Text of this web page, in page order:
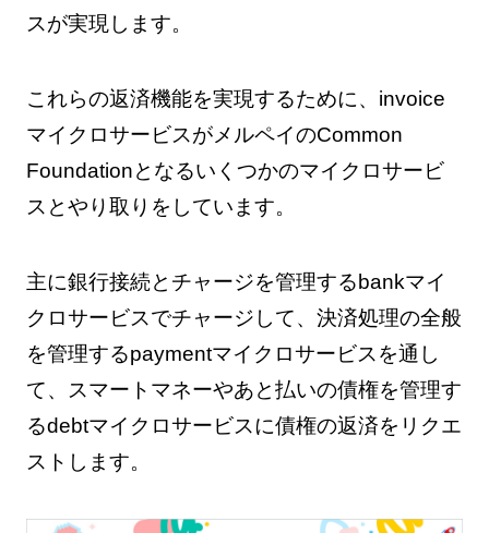
スが実現します。
これらの返済機能を実現するために、invoice
マイクロサービスがメルペイのCommon
Foundationとなるいくつかのマイクロサービ
スとやり取りをしています。
主に銀行接続とチャージを管理するbankマイ
クロサービスでチャージして、決済処理の全般
を管理するpaymentマイクロサービスを通し
て、スマートマネーやあと払いの債権を管理す
るdebtマイクロサービスに債権の返済をリクエ
ストします。